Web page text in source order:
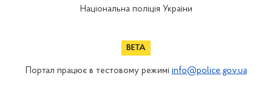
Національна поліція України
Портал працює в тестовому режимі info@police.gov.ua